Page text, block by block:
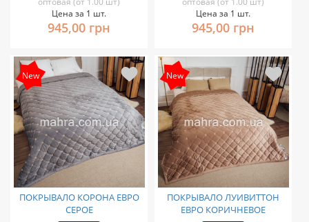
Цена за 1 шт.
945,00 грн
Цена за 1 шт.
945,00 грн
New
ПОКРЫВАЛО КОРОНА ЕВРО
СЕРОЕ
New
ПОКРЫВАЛО ЛУИВИТТОН
ЕВРО КОРИЧНЕВОЕ